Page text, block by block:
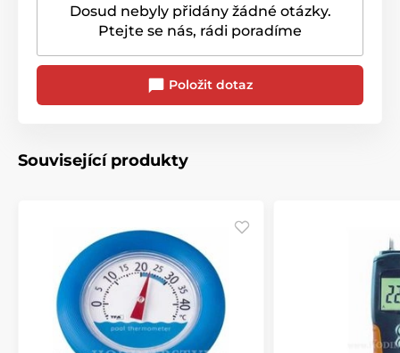
Dosud nebyly přidány žádné otázky.
Ptejte se nás, rádi poradíme
Položit dotaz
Související produkty